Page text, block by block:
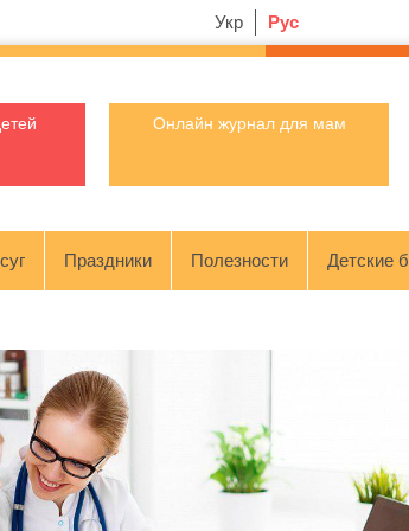
Укр Рус
Онлайн журнал для мам
Праздники Полезности Детские